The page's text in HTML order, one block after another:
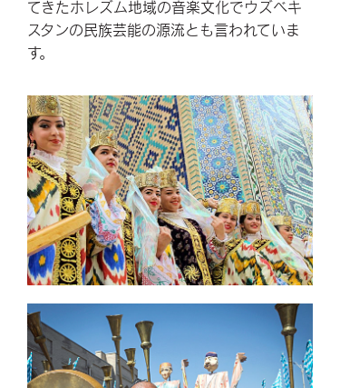
てきたホレズム地域の音楽文化でウズベキ
スタンの民族芸能の源流とも言われていま
す。